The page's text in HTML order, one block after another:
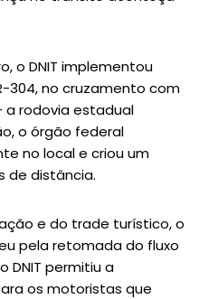
o DNIT implementou
304, no cruzamento com
a rodovia estadual
o órgão federal
no local e criou um
de distância.
e do trade turístico, o
pela retomada do fluxo
DNIT permitiu a
os motoristas que